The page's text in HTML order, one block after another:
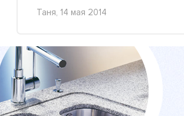
Таня, 14 мая 2014